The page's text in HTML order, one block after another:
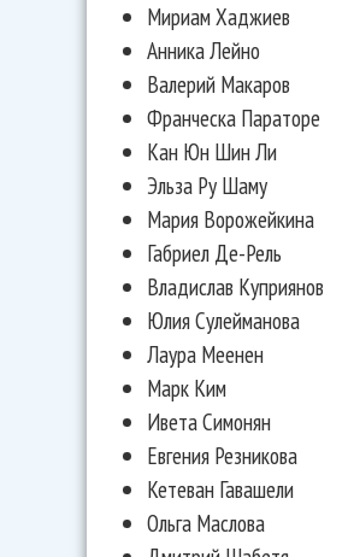
Мириам Хаджиев
Анника Лейно
Валерий Макаров
Франческа Параторе
Кан Юн Шин Ли
Эльза Ру Шаму
Мария Ворожейкина
Габриел Де-Рель
Владислав Куприянов
Юлия Сулейманова
Лаура Меенен
Марк Ким
Ивета Симонян
Евгения Резникова
Кетеван Гавашели
Ольга Маслова